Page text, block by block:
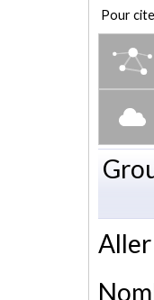
Pour
Aller